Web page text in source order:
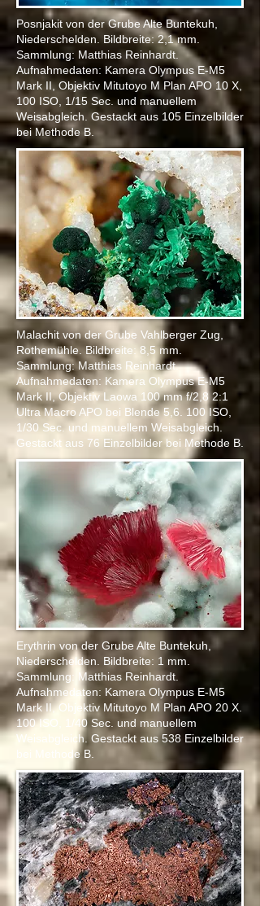
Posnjakit von der Grube Alte Buntekuh,
Niederschelden. Bildbreite: 2,1 mm.
Sammlung: Matthias Reinhardt.
Aufnahmedaten: Kamera Olympus E-M5
Mark II, Objektiv Mitutoyo M Plan APO 10 X
100 ISO, 1/15 Sec. und manuellem
Weisabgleich. Gestackt aus 105 Einzelbilder
bei Methode B.
Malachit von der Grube Vahlberger Zug,
Rothemühle. Bildbreite: 8,5 mm.
Sammlung: Matthias Reinhardt.
Aufnahmedaten: Kamera Olympus E-M5
Mark II, Objektiv Laowa 100 mmf/2,8 2:1
Ultra Macro APO bei Blende 5,6.
100 ISO,
1/30 Sec. und manuellem Weisabgleich.
Gestackt aus 76 Einzelbilder bei Methode B.
Erythrin von der Grube Alte Buntekuh,
Niederschelden. Bildbreite: 1 mm.
Sammlung: Matthias Reinhardt.
Aufnahmedaten: Kamera Olympus E-M5
Mark II, ObjektivMitutoyo M Plan APO 20 X.
100 ISO, 1/40 Sec. und manuellem
Weisabgleich. Gestackt aus 538 Einzelbilder
bei Methode B.